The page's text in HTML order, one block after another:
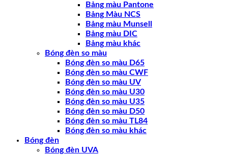
Bảng màu Pantone
Bảng Màu NCS
Bảng màu Munsell
Bảng màu DIC
Bảng màu khác
Bóng đèn so màu
Bóng đèn so màu D65
Bóng đèn so màu CWF
Bóng đèn so màu UV
Bóng đèn so màu U30
Bóng đèn so màu U35
Bóng đèn so màu D50
Bóng đèn so màu TL84
Bóng đèn so màu khác
Bóng đèn
Bóng đèn UVA